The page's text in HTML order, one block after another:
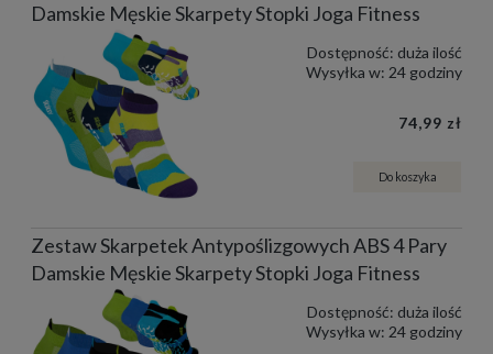
Damskie Męskie Skarpety Stopki Joga Fitness
Dostępność: duża ilość
Wysyłka w: 24 godziny
74,99 zł
Do koszyka
Zestaw Skarpetek Antypoślizgowych ABS 4 Pary
Damskie Męskie Skarpety Stopki Joga Fitness
Dostępność: duża ilość
Wysyłka w: 24 godziny